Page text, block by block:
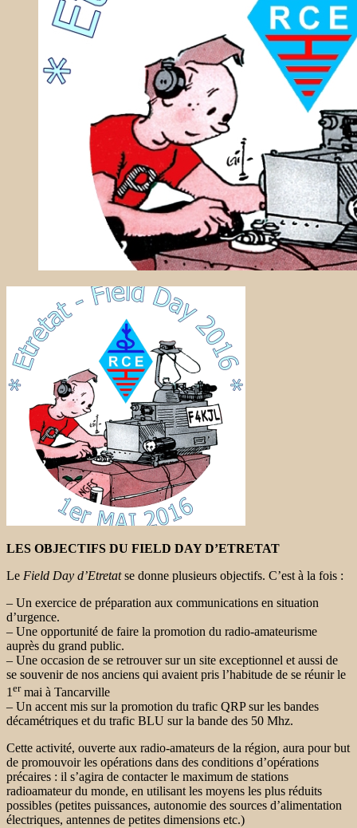
LES OBJECTIFS DU FIELD DAY D’ETRETAT
Le Field Day d’Etretatse donne plusieurs objectifs. C’est à la fois :
– Un exercice de préparation aux communications en situation
d’urgence.
– Une opportunité de faire la promotion du radio-amateurisme
auprès du grand public.
– Une occasion de se retrouver sur un site exceptionnel et aussi de
se souvenir de nos anciens qui avaient pris l’habitude de se réunir le
1 ermai à Tancarville
– Un accent mis sur la promotion du trafic QRP sur les bandes
décamétriques et du trafic BLU sur la bande des 50 Mhz.
Cette activité, ouverte aux radio-amateurs de la région, aura pour but
de promouvoir les opérations dans des conditions d’opérations
précaires : il s’agira de contacter le maximum de stations
radioamateur du monde, en utilisant les moyens les plus réduits
possibles (petites puissances, autonomie des sources d’alimentation
électriques, antennes de petites dimensions etc.)